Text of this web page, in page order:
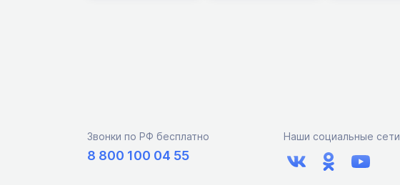
Звонки по РФ бесплатно
8 800 100 04 55
Наши социальные сети